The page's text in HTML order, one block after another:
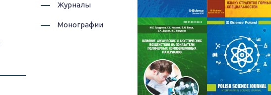
Журналы
Монографии